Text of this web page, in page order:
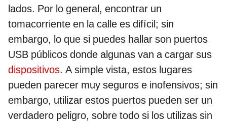
lados. Por lo general, encontrar un
tomacorriente en la calle es difícil; sin
embargo, lo que si puedes hallar son puertos
USB públicos donde algunas van a cargar sus
dispositivos. A simple vista, estos lugares
pueden parecer muy seguros e inofensivos; sin
embargo, utilizar estos puertos pueden ser un
verdadero peligro, sobre todo si los utilizas sin